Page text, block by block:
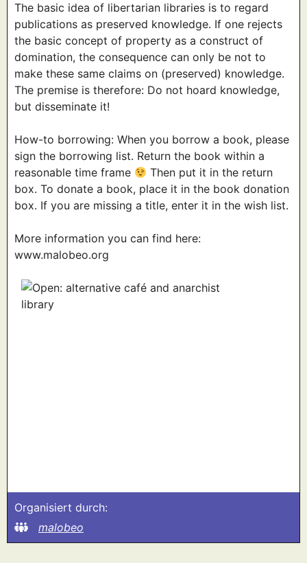
The basic idea of libertarian libraries is to regard
publications as preserved knowledge. If one rejects
the basic concept of property as a construct of
domination, the consequence can only be not to
make these same claims on (preserved) knowledge.
The premise is therefore: Do not hoard knowledge,
but disseminate it!
How-to borrowing: When you borrow a book, please
sign the borrowing list. Return the book within a
reasonable time frame
Then put it in the return
box. To donate a book, place it in the book donation
box. If you are missing a title, enter it in the wish list.
More information you can find here:
www.malobeo.org
Organisiert durch:
malobeo